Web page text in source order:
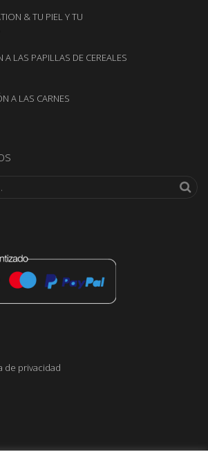
& TU PIEL Y TU
A LAS PAPILLAS DE CEREALES
A LAS CARNES
de privacidad